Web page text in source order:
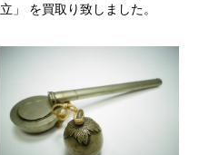
立」 を買取り致しました。